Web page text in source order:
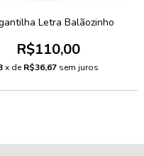
Letra Balãozinho
R$110,00
x deR$36,67 sem juros